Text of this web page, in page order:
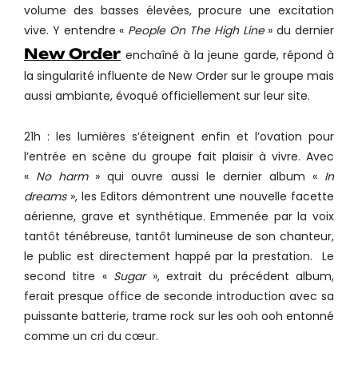
volume des basses élevées, procure une excitation
vive. Y entendre « People On The High Line» du dernier
New Order enchaîné à la jeune garde, répond à
la singularité influente de New Order sur le groupe mais
aussi ambiante, évoqué officiellement sur leur site.
21h : les lumières s’éteignent enfin et l’ovation pour
l’entrée en scène du groupe fait plaisir à vivre. Avec
« No harm» qui ouvre aussi le dernier album « In
dreams», les Editors démontrent une nouvelle facette
aérienne, grave et synthétique. Emmenée par la voix
tantôt ténébreuse, tantôt lumineuse de son chanteur,
le public est directement happé par la prestation. Le
second titre « Sugar», extrait du précédent album,
ferait presque office de seconde introduction avec sa
puissante batterie, trame rock sur les ooh ooh entonné
comme un cri du cœur.